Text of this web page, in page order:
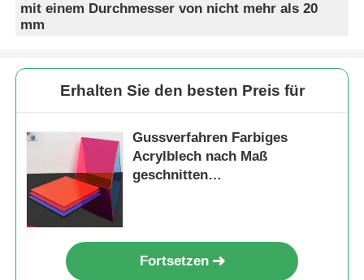
mit einem Durchmesser von nicht mehr als 20
mm
Erhalten Sie den besten Preis für
Gussverfahren Farbiges
Acrylblech nach Maß
geschnitten
Fortsetzen